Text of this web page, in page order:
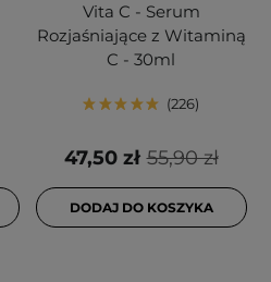
Vita C - Serum
Rozjaśniające z Witaminą
C - 30ml
226
55,90 zł
47,50 zł
DODAJ DO KOSZYKA